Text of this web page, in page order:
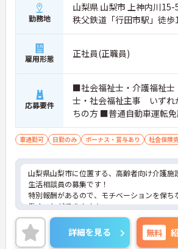
勤務地
山梨県 山梨市 上神内川15-
秩父鉄道「行田市駅」徒歩
雇用形態 正社員(正職員)
応募要件
■社会福祉士・介護福祉士
士・社会福祉主事 いずれ
ちの方 ■普通自動車運転
車通勤可 日勤のみ ボーナス・賞与あり 社会保険
山梨県山梨市に位置する、高齢者向け介護施
生活相談員の募集です！
特別報酬があるので、モチベーションを保ち
働くことができます☆
また、駅から徒歩7分の立地で、マイカー通
能なので通勤らくらくです◎
ご興味のある方には、面接対策ポイントなど
詳細を見る 無料